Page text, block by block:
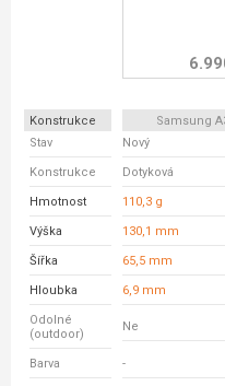
Konstrukce Samsung
Stav
Nový
Konstrukce Dotyková
Hmotnost 110,3 g
Výška 130,1 mm
Šířka 65,5 mm
Hloubka 6,9 mm
Odolné
(outdoor)
Ne
Barva -